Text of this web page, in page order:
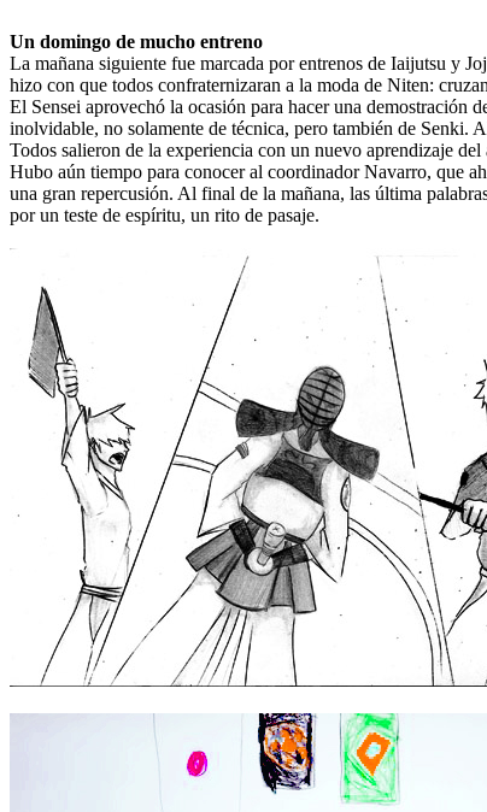
Un domingo de mucho entreno
La mañana siguiente fue marcada por entrenos de Iaijutsu y
hizo con que todos confraternizaran a la moda de Niten:
El Sensei aprovechó la ocasión para hacer una demostración
inolvidable, no solamente de técnica, pero también de Senki.
Todos salieron de la experiencia con un nuevo aprendizaje
Hubo aún tiempo para conocer al coordinador Navarro, que
una gran repercusión. Al final de la mañana, las última
por un teste de espíritu, un rito de pasaje.